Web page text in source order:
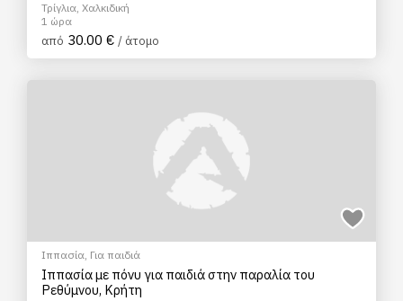
Τρίγλια, Χαλκιδική
1 ώρα
από 30.00 € / άτομο
Ιππασία, Για παιδιά
Ιππασία με πόνυ για παιδιά στην παραλία του
Ρεθύμνου, Κρήτη